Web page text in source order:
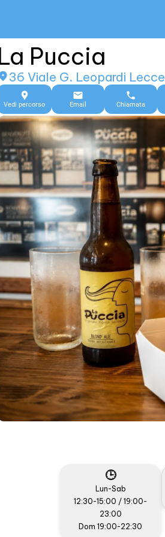
Puccia
36 Viale G. Leopardi Lecce
Vedi percorso Email Chiamata
🕒
Lun-Sab
12:30-15:00 / 19:00-
23:00
Dom 19:00-22:30